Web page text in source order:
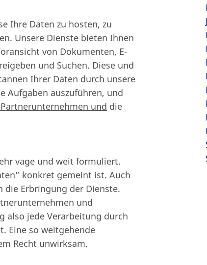
Ihre Daten zu hosten, zu
Unsere Dienste bieten Ihnen
von Dokumenten, E-
und Suchen. Diese und
Ihrer Daten durch unsere
Aufgaben auszuführen, und
und die
vage und weit formuliert.
konkret gemeint ist. Auch
die Erbringung der Dienste.
und
also jede Verarbeitung durch
Eine so weitgehende
Recht unwirksam.